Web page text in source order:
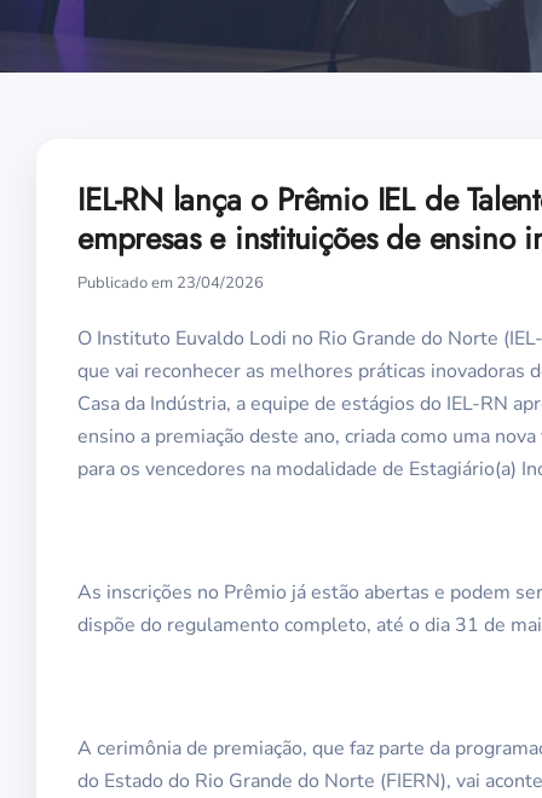
IEL-RN lança o Prêmio IEL de
empresas e instituições de ensino
Publicado em 23/04/2026
O Instituto Euvaldo Lodi no Rio Grande do Norte
que vai reconhecer as melhores práticas
Casa da Indústria, a equipe de estágios do IEL-RN
ensino a premiação deste ano, criada como uma
para os vencedores na modalidade de Estagiário(a)
As inscrições no Prêmio já estão abertas e podem
dispõe do regulamento completo, até o dia 31 de
A cerimônia de premiação, que faz parte da
do Estado do Rio Grande do Norte (FIERN), vai